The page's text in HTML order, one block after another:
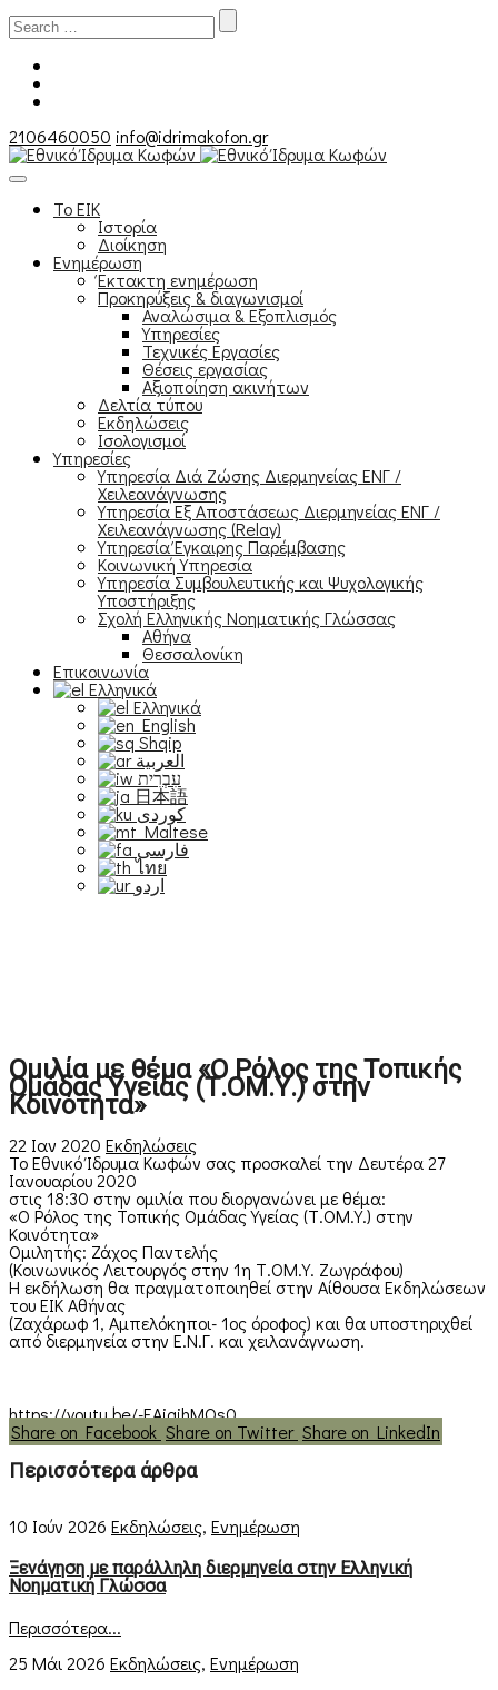
Search
for:
2106460050 info@idrimakofon.gr
Το ΕΙΚ
Ιστορία
Διοίκηση
Ενημέρωση
Έκτακτη ενημέρωση
Προκηρύξεις & διαγωνισμοί
Αναλώσιμα & Εξοπλισμός
Υπηρεσίες
Τεχνικές Εργασίες
Θέσεις εργασίας
Αξιοποίηση ακινήτων
Δελτία τύπου
Εκδηλώσεις
Ισολογισμοί
Υπηρεσίες
Υπηρεσία Διά Ζώσης Διερμηνείας ΕΝΓ /
Χειλεανάγνωσης
Υπηρεσία Εξ Αποστάσεως Διερμηνείας ΕΝΓ /
Χειλεανάγνωσης (Relay)
Υπηρεσία Έγκαιρης Παρέμβασης
Κοινωνική Υπηρεσία
Υπηρεσία Συμβουλευτικής και Ψυχολογικής
Υποστήριξης
Σχολή Ελληνικής Νοηματικής Γλώσσας
Αθήνα
Θεσσαλονίκη
Επικοινωνία
Ελληνικά
Ελληνικά
English
Shqip
العربية
עִבְרִית
日本語
Maltese
فارسی
ไทย
اردو
Ομιλία με θέμα «Ο Ρόλος της Τοπικής
Ομάδας Υγείας (Τ.ΟΜ.Υ.) στην
Κοινότητα»
22 Ιαν 2020 Εκδηλώσεις
Το Εθνικό Ίδρυμα Κωφών σας προσκαλεί την Δευτέρα 27
Ιανουαρίου 2020
στις 18:30 στην ομιλία που διοργανώνει με θέμα:
«Ο Ρόλος της Τοπικής Ομάδας Υγείας (Τ.ΟΜ.Υ.) στην
Κοινότητα»
Ομιλητής: Ζάχος Παντελής
(Κοινωνικός Λειτουργός στην 1η Τ.ΟΜ.Υ. Ζωγράφου)
Η εκδήλωση θα πραγματοποιηθεί στην Αίθουσα Εκδηλώσεων
του ΕΙΚ Αθήνας
(Ζαχάρωφ 1, Αμπελόκηποι- 1ος όροφος) και θα υποστηριχθεί
από διερμηνεία στην Ε.Ν.Γ. και χειλανάγνωση.
https://youtu.be/-EAjqihMOs0
Share on Facebook Share on Twitter Share on LinkedIn
Περισσότερα άρθρα
10 Ιούν 2026 Εκδηλώσεις, Ενημέρωση
Ξενάγηση με παράλληλη διερμηνεία στην Ελληνική
Νοηματική Γλώσσα
Περισσότερα...
25 Μάι 2026 Εκδηλώσεις, Ενημέρωση